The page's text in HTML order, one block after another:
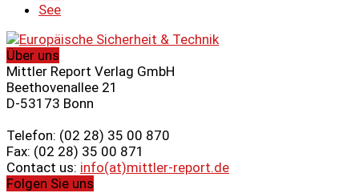
See
Über uns
Mittler Report Verlag GmbH
Beethovenallee 21
D-53173 Bonn
Telefon: (02 28) 35 00 870
Fax: (02 28) 35 00 871
Contact us: info(at)mittler-report.de
Folgen Sie uns